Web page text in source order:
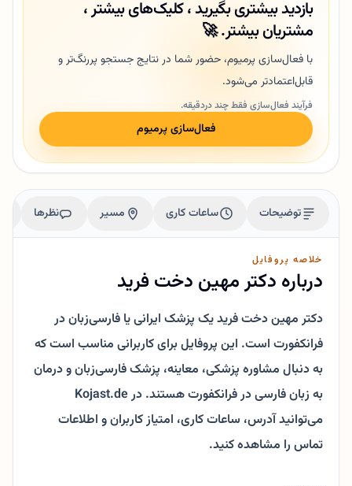
بازدید بیشتری بگیرید ، کلیک‌های بیشتر ،
مشتریان بیشتر. 🚀
با فعال‌سازی پرمیوم، حضور شما در نتایج جستجو پررنگ‌تر و
قابل‌اعتمادتر می‌شود.
فرآیند فعال‌سازی فقط چند دردقیقه.
فعال‌سازی پرمیوم
توضیحات ساعات کاری مسیر نظرها
خلاصه پروفایل
درباره دکتر مهین دخت فرید
دکتر مهین دخت فرید یک پزشک ایرانی یا فارسی‌زبان در
فرانکفورت است. این پروفایل برای کاربرانی مناسب است که
به دنبال مشاوره پزشکی، معاینه، پزشک فارسی‌زبان و درمان
به زبان فارسی در فرانکفورت هستند. در Kojast.de
می‌توانید آدرس، ساعات کاری، امتیاز کاربران و اطلاعات
تماس را مشاهده کنید.